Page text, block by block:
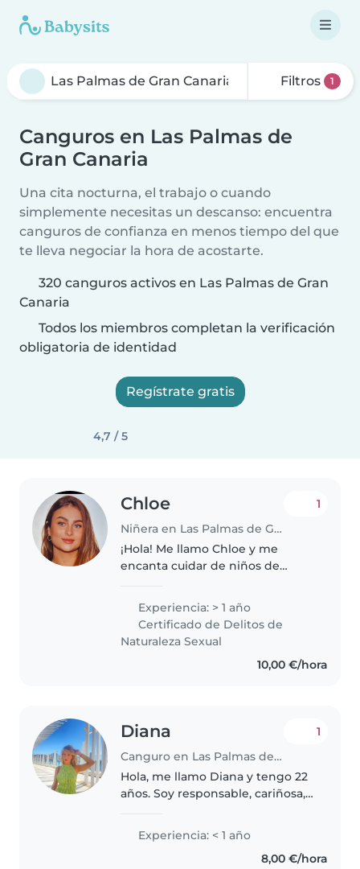
Filtros 1
Canguros en Las Palmas de
Gran Canaria
Una cita nocturna, el trabajo o cuando
simplemente necesitas un descanso: encuentra
canguros de confianza en menos tiempo del que
te lleva negociar la hora de acostarte.
320 canguros activos en Las Palmas de Gran
Canaria
Todos los miembros completan la verificación
obligatoria de identidad
Regístrate gratis
4,7 / 5
Chloe
Niñera en Las Palmas de Gran Canaria
1
¡Hola! Me llamo Chloe y me
encanta cuidar de niños de
experiencia acompañando a
familias, asegurándome de que
sus hijos estén felices, seguros y
cómodos...
Experiencia: > 1 año
Certificado de Delitos de
Naturaleza Sexual
10,00 €/hora
Diana
Canguro en Las Palmas de Gran Canaria
1
Hola, me llamo Diana y tengo 22
años. Soy responsable, cariñosa,
Soy estudiante de Educación
Infantil y también trabajo..
Experiencia: < 1 año
8,00 €/hora